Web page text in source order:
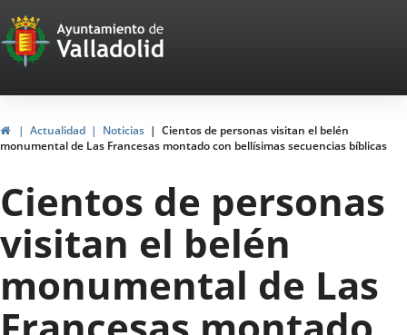
Portal
Web
del
Ayuntamiento
de
Valladolid
InicioActualidad Noticias
Cientos de personas visitan el belén
monumental de Las Francesas montado con bellísimas secuencias bíblicas
Cientos de personas
visitan el belén
monumental de Las